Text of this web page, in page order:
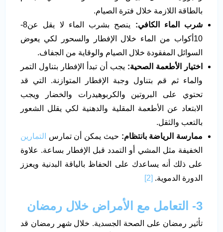
بالطاقة اللازمة خلال فترة الصيام.
شرب الماء الكافي:
ينصح بشرب الماء لا يقل عن8-
10أكواب من الماء خلال الإفطار والسحور لكي يعوض
السوائل المفقودة خلال الصيام والوقاية من الجفاف.
اختيار الأطعمة الصحية: يجب أن تبدأ الإفطار بتناول التمر
والماء ثم قم بتناول وجبة الإفطار المتوازنة. التي قد
تحتوي على البروتين والكربوهيدرات والخضار ويجب
الابتعاد عن الأطعمة المقلية والدهنية لكي يقلل الشعور
بالتعب والثقل.
ممارسة الرياضة بانتظام: حيث يمكن أن تمارس
التمارين
الخفيفة مثل المشي أو التمدد قبل الإفطار بساعة. علاوة
على ذلك أنه يساعدك على الحفاظ بالياقة البدنية ويعزز
الدورة الدموية. [2]
3- التعامل مع الأمراض خلال رمضان
تأثير رمضان على الصحة الجسدية. خلال شهر رمضان قد